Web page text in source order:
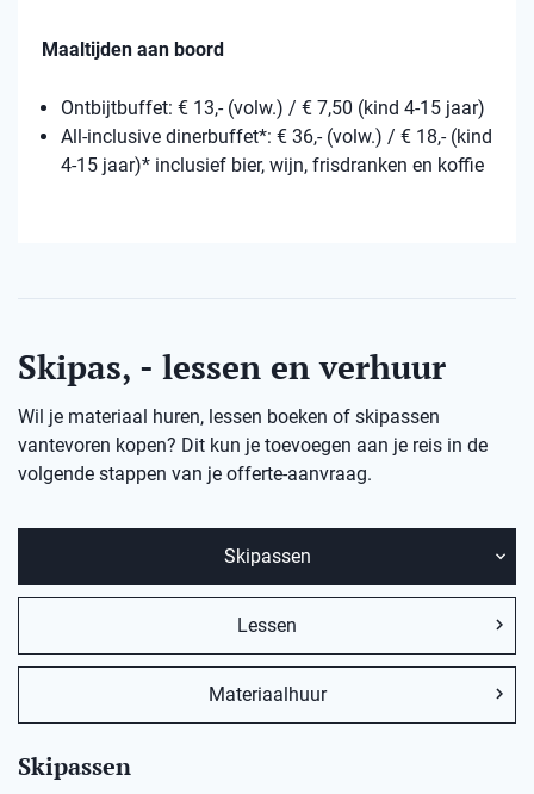
Maaltijden aan boord
Ontbijtbuffet: € 13,- (volw.) / € 7,50 (kind 4-15 jaar)
All-inclusive dinerbuffet*: € 36,- (volw.) / € 18,- (kind
4-15 jaar)* inclusief bier, wijn, frisdranken en koffie
Skipas, - lessen en verhuur
Wil je materiaal huren, lessen boeken of skipassen
vantevoren kopen? Dit kun je toevoegen aan je reis in de
volgende stappen van je offerte-aanvraag.
Skipassen
Lessen
Materiaalhuur
Skipassen